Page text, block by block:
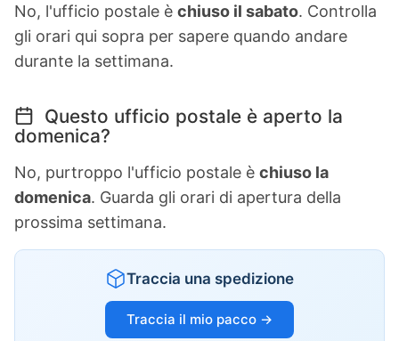
No, l'ufficio postale è chiuso il sabato. Controlla
gli orari qui sopra per sapere quando andare
durante la settimana.
Questo ufficio postale è aperto la
domenica?
No, purtroppo l'ufficio postale è chiuso la
domenica. Guarda gli orari di apertura della
prossima settimana.
Traccia una spedizione
Traccia il mio pacco →